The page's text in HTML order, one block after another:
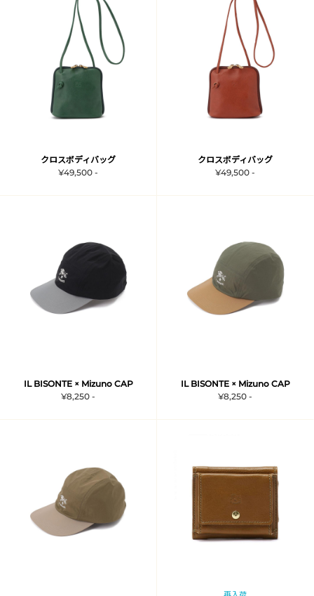
クロスボディバッグ
¥49,500 -
クロスボディバッグ
¥49,500 -
IL BISONTE × Mizuno CAP
¥8,250 -
IL BISONTE × Mizuno CAP
¥8,250 -